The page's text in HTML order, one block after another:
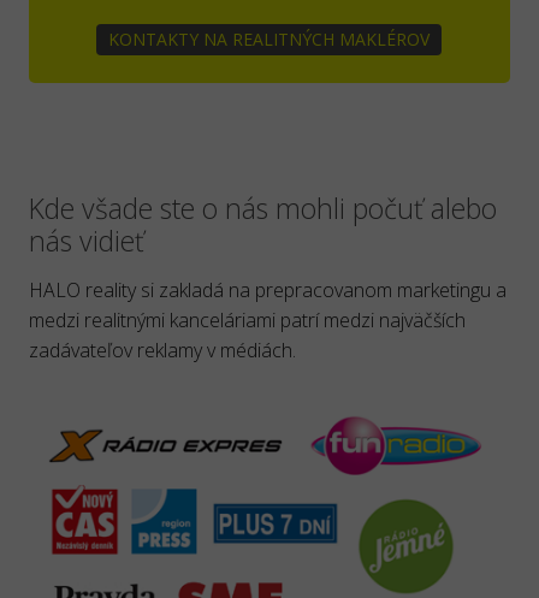
KONTAKTY NA REALITNÝCH MAKLÉROV
Kde všade ste o nás mohli počuť alebo
nás vidieť
HALO reality si zakladá na prepracovanom marketingu a
medzi realitnými kanceláriami patrí medzi najväčších
zadávateľov reklamy v médiách.